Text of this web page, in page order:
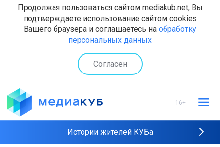
Продолжая пользоваться сайтом mediakub.net, Вы
подтверждаете использование сайтом cookies
Вашего браузера и соглашаетесь на обработку
персональных данных
Согласен
16+
Истории жителей КУБа